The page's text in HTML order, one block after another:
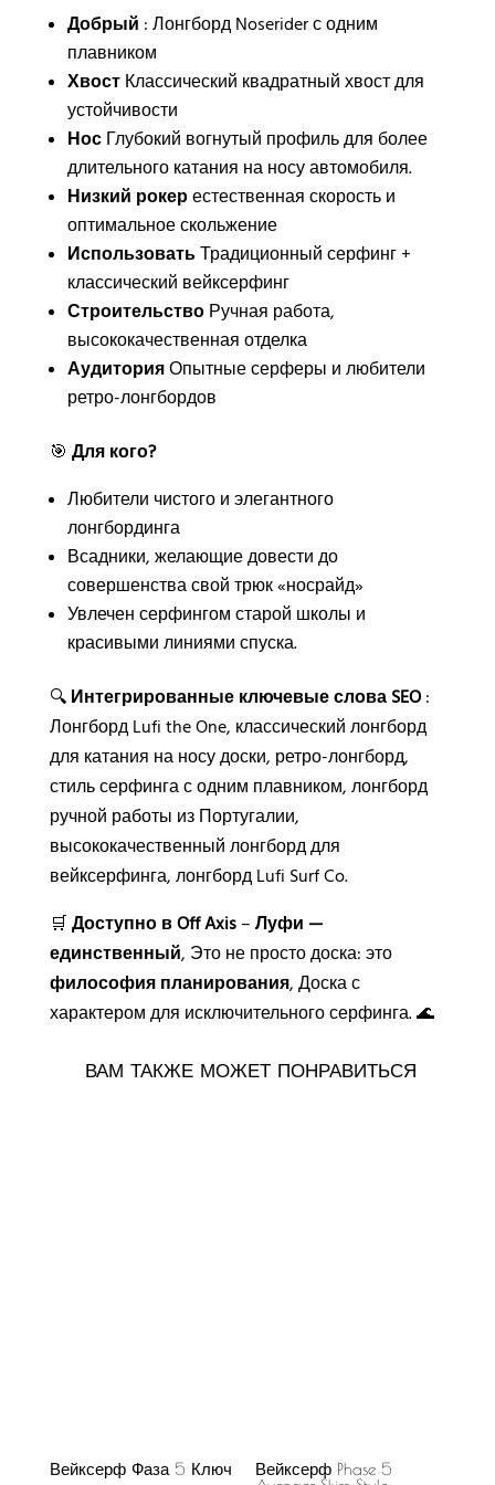
Добрый : Лонгборд Noserider с одним
плавником
ХвостКлассический квадратный хвост для
устойчивости
НосГлубокий вогнутый профиль для более
длительного катания на носу автомобиля.
Низкий рокерестественная скорость и
оптимальное скольжение
ИспользоватьТрадиционный серфинг +
классический вейксерфинг
СтроительствоРучная работа,
высококачественная отделка
АудиторияОпытные серферы и любители
ретро-лонгбордов
🎯 Для кого?
Любители чистого и элегантного
лонгбординга
Всадники, желающие довести до
совершенства свой трюк «носрайд»
Увлечен серфингом старой школы и
красивыми линиями спуска.
🔍 Интегрированные ключевые слова SEO:
Лонгборд Lufi the One, классический лонгборд
для катания на носу доски, ретро-лонгборд,
стиль серфинга с одним плавником, лонгборд
ручной работы из Португалии,
высококачественный лонгборд для
вейксерфинга, лонгборд Lufi Surf Co.
🛒 Доступно в Off Axis– Луфи —
единственный, Это не просто доска: это
философия планирования, Доска с
характером для исключительного серфинга. 🌊
ВАМ ТАКЖЕ МОЖЕТ ПОНРАВИТЬСЯ
Вейксерф Фаза 5 Ключ
Вейксерф Phase 5